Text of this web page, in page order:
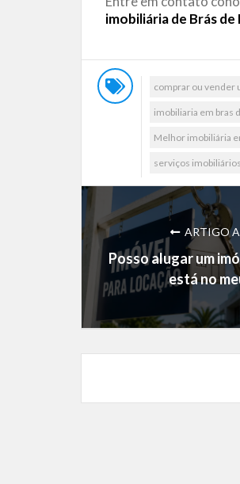
imobiliária de Brás de
comprar ou vender
imobiliaria em bras
Melhor imobiliária
serviços
ARTIGO
Posso alugar um
está no